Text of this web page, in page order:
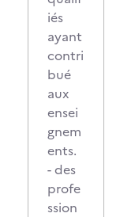
iés
ayant
contri
bué
aux
ensei
gnem
ents.
- des
profe
ssion